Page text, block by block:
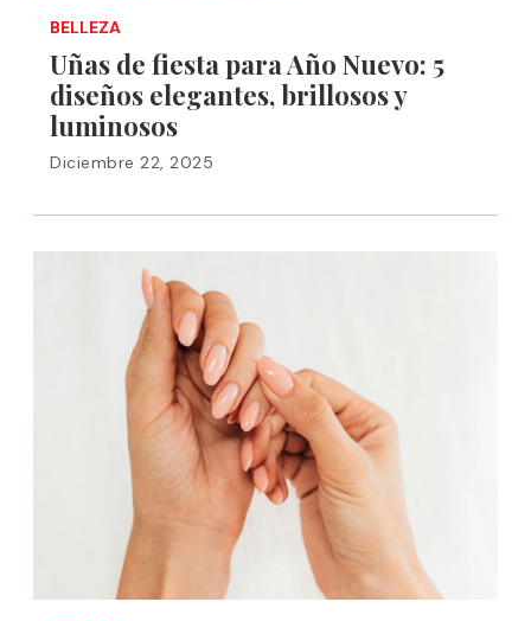
BELLEZA
Uñas de fiesta para Año Nuevo: 5
diseños elegantes, brillosos y
luminosos
Diciembre 22, 2025